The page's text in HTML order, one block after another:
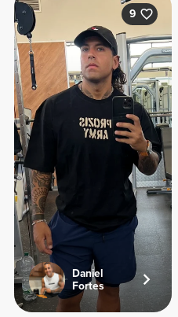
9
Daniel
Fortes